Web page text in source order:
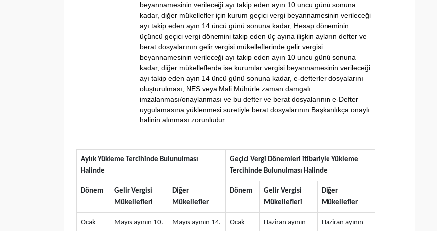
beyannamesinin verileceği ayı takip eden ayın 10 uncu günü sonuna
kadar, diğer mükellefler için kurum geçici vergi beyannamesinin verileceği
ayı takip eden ayın 14 üncü günü sonuna kadar, Hesap döneminin
üçüncü geçici vergi dönemini takip eden üç ayına ilişkin ayların defter ve
berat dosyalarının gelir vergisi mükelleflerinde gelir vergisi
beyannamesinin verileceği ayı takip eden ayın 10 uncu günü sonuna
kadar, diğer mükelleflerde ise kurumlar vergisi beyannamesinin verileceği
ayı takip eden ayın 14 üncü günü sonuna kadar, e-defterler dosyalarını
oluşturulması, NES veya Mali Mühürle zaman damgalı
imzalanması/onaylanması ve bu defter ve berat dosyalarının e-Defter
uygulamasına yüklenmesi suretiyle berat dosyalarının Başkanlıkça onaylı
halinin alınması zorunludur.
Aylık Yükleme Tercihinde Bulunulması
Halinde
Geçici Vergi Dönemleri itibariyle Yükleme
Tercihinde Bulunulması Halinde
Dönem
Gelir Vergisi
Mükellefleri
Diğer
Mükellefler
Dönem
Gelir Vergisi
Mükellefleri
Diğer
Mükellefler
Ocak
Mayıs ayının 10.
Mayıs ayının 14.
Ocak
Haziran ayının
Haziran ayının